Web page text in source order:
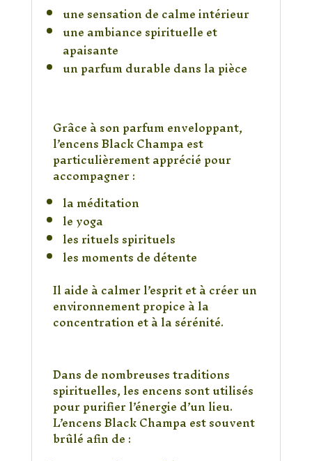
une sensation de calme intérieur
une ambiance spirituelle et
apaisante
un parfum durable dans la pièce
Grâce à son parfum enveloppant,
l’encens Black Champa est
particulièrement apprécié pour
accompagner :
la méditation
le yoga
les rituels spirituels
les moments de détente
Il aide à calmer l’esprit et à créer un
environnement propice à la
concentration et à la sérénité.
Dans de nombreuses traditions
spirituelles, les encens sont utilisés
pour purifier l’énergie d’un lieu.
L’encens Black Champa est souvent
brûlé afin de :